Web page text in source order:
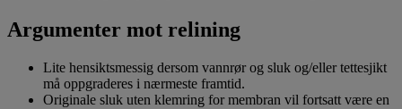
Argumenter mot relining
Lite hensiktsmessig dersom vannrør og sluk og/eller tettesjikt
må oppgraderes i nærmeste framtid.
Originale sluk uten klemring for membran vil fortsatt være en